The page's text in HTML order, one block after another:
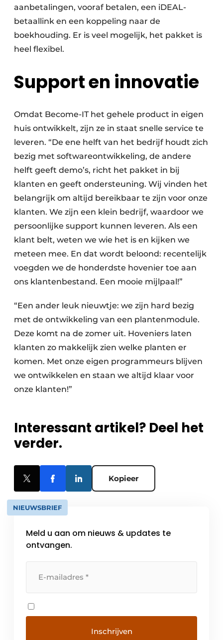
aanbetalingen, vooraf betalen, een iDEAL-
betaallink en een koppeling naar de
boekhouding. Er is veel mogelijk, het pakket is
heel flexibel.
Support en innovatie
Omdat Become-IT het gehele product in eigen
huis ontwikkelt, zijn ze in staat snelle service te
leveren. “De ene helft van het bedrijf houdt zich
bezig met softwareontwikkeling, de andere
helft geeft demo’s, richt het pakket in bij
klanten en geeft ondersteuning. Wij vinden het
belangrijk om altijd bereikbaar te zijn voor onze
klanten. We zijn een klein bedrijf, waardoor we
persoonlijke support kunnen leveren. Als een
klant belt, weten we wie het is en kijken we
meteen mee. En dat wordt beloond: recentelijk
voegden we de honderdste hovenier toe aan
ons klantenbestand. Een mooie mijlpaal!”
“Een ander leuk nieuwtje: we zijn hard bezig
met de ontwikkeling van een plantenmodule.
Deze komt na de zomer uit. Hoveniers laten
klanten zo makkelijk zien welke planten er
komen. Met onze eigen programmeurs blijven
we ontwikkelen en staan we altijd klaar voor
onze klanten!”
Interessant artikel? Deel het
verder.
Kopieer
NIEUWSBRIEF
Meld u aan om nieuws & updates te
ontvangen.